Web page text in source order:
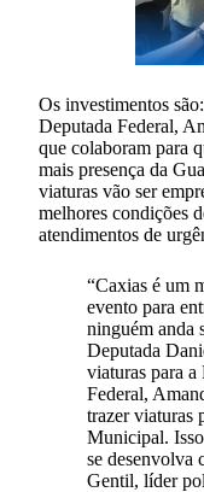
Os investimentos
Deputada Federal,
que colaboram para
mais presença da
viaturas vão ser
melhores condições
atendimentos de
“Caxias é um
evento para
ninguém anda
Deputada
viaturas para
Federal,
trazer viaturas
Municipal.
se desenvolva
Gentil, líder